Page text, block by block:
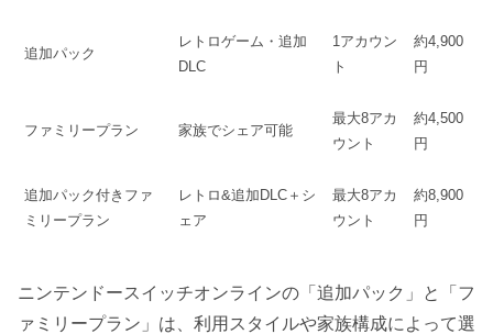
追加パック
レトロゲーム・追加
DLC
1アカウン
ト
約4,900
円
ファミリープラン 家族でシェア可能
最大8アカ
ウント
約4,500
円
追加パック付きファ
ミリープラン
レトロ&追加DLC＋シ
ェア
最大8アカ
ウント
約8,900
円
ニンテンドースイッチオンラインの「追加パック」と「フ
ァミリープラン」は、利用スタイルや家族構成によって選